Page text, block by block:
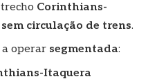
Corinthians-
sem circulação de trens.
a operar segmentada:
Itaquera